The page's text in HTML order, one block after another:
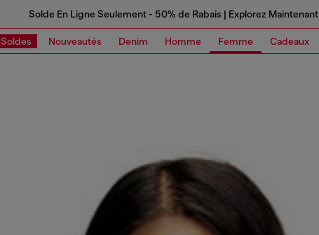
Solde En Ligne Seulement - 50% de Rabais | Explorez Maintenant
Soldes Nouveautés Denim Homme Femme Cadeaux